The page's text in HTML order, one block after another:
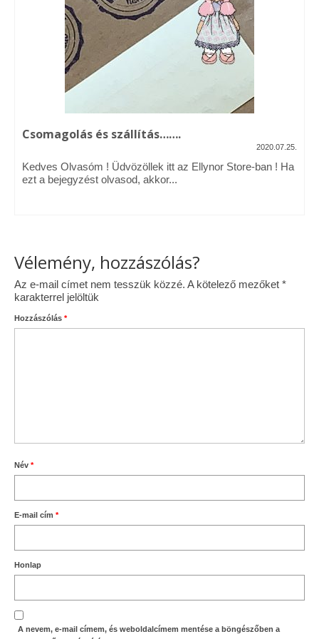
Vásárok, ahol velem is találkozhattál…
Alapanyagok, kellékek
A termékek tisztítása
Ellynor története
Adatkezelési tájékoztató
Általános Szerződési Feltételek
Csomagolás és szállítás…….
2020.07.25.
Kedves Olvasóm ! Üdvözöllek itt az Ellynor Store-ban ! Ha
ezt a bejegyzést olvasod, akkor...
Vélemény, hozzászólás?
Az e-mail címet nem tesszük közzé. A kötelező mezőket *
karakterrel jelöltük
Hozzászólás *
Név *
E-mail cím *
Honlap
A nevem, e-mail címem, és weboldalcímem mentése a böngészőben a